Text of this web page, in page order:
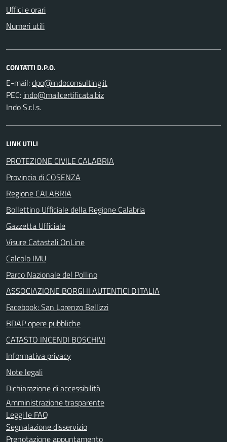
Uffici e orari
Numeri utili
CONTATTI D.P.O.
E-mail:
PEC:
Indo S.r.l.s.
LINK UTILI
PROTEZIONE CIVILE CALABRIA
Provincia di COSENZA
Regione CALABRIA
Bollettino Ufficiale della Regione Calabria
Gazzetta Ufficiale
Visure Catastali OnLine
Calcolo IMU
Parco Nazionale del Pollino
ASSOCIAZIONE BORGHI AUTENTICI D'ITALIA
Facebook: San Lorenzo Bellizzi
BDAP opere pubbliche
CATASTO INCENDI BOSCHIVI
Informativa privacy
Note legali
Dichiarazione di accessibilità
Amministrazione trasparente
Leggi le FAQ
Segnalazione disservizio
Prenotazione appuntamento